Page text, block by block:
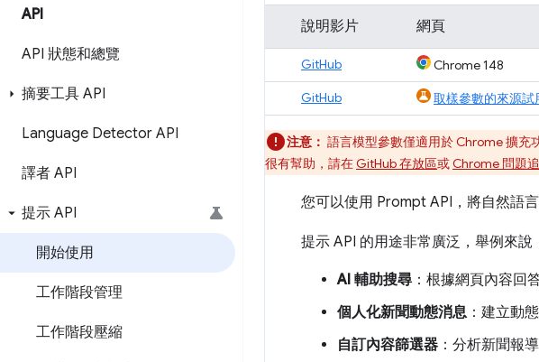
API
API 狀態和總覽
摘要工具 API
Language Detector API
譯者 API
提示 API
開始使用
工作階段管理
工作階段壓縮
說明影片 網頁
GitHub Chrome 148
GitHub 取樣參數的來源試
注意： 語言模型參數僅適用於 Chrome 擴充
很有幫助，請在GitHub 存放區或Chrome 問題
您可以使用 Prompt API，將自然語
提示 API 的用途非常廣泛，舉例來說
AI 輔助搜尋 ：根據網頁內容回
個人化新聞動態消息 ：建立動
自訂內容篩選器 ：分析新聞報